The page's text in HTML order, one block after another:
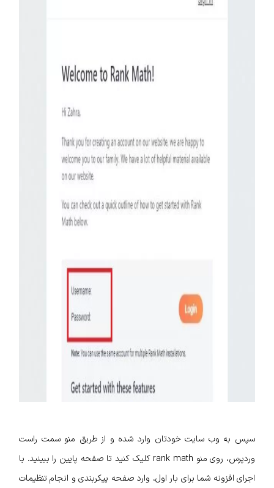
سپس به وب سایت خودتان وارد شده و از طریق منو سمت راست
وردپرس، روی منو rank math کلیک کنید تا صفحه پایین را ببینید. با
اجرای افزونه شما برای بار اول، وارد صفحه پیکربندی و انجام تنظیمات